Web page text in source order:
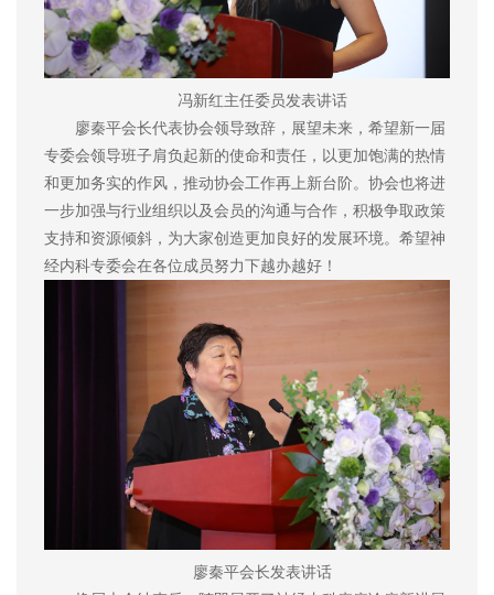
冯新红主任委员发表讲话
廖秦平会长代表协会领导致辞，展望未来，希望新一届
专委会领导班子肩负起新的使命和责任，以更加饱满的热情
和更加务实的作风，推动协会工作再上新台阶。协会也将进
一步加强与行业组织以及会员的沟通与合作，积极争取政策
支持和资源倾斜，为大家创造更加良好的发展环境。希望神
经内科专委会在各位成员努力下越办越好！
廖秦平会长发表讲话